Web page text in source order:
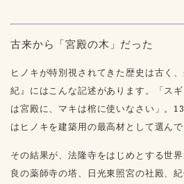
古来から「宮殿の木」だった
ヒノキが特別視されてきた歴史は古く
紀』にはこんな記述があります。「ス
は宮殿に、マキは棺に使いなさい」。
はヒノキを建築用の最高材として選んで
その結果が、法隆寺をはじめとする世
良の薬師寺の塔、日光東照宮の社殿、